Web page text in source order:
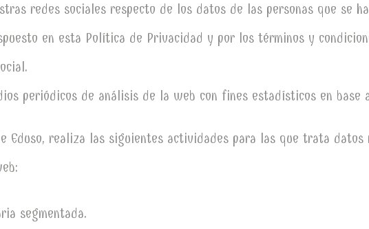
redes sociales respecto de los datos de las personas que se
en esta Política de Privacidad y por los términos y
periódicos de análisis de la web con fines estadísticos en base
Eduso, realiza las siguientes actividades para las que trata
segmentada.